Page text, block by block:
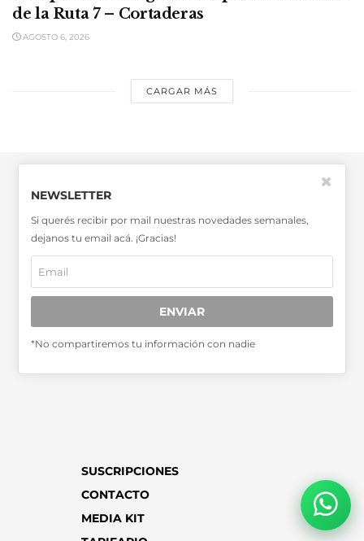
de la Ruta 7 – Cortaderas
AGOSTO 6, 2026
CARGAR MÁS
Miembro de la Asociación de
Entidades Periodísticas Argentinas
SUSCRIPCIONES
CONTACTO
MEDIA KIT
NEWSLETTER
Si querés recibir por mail nuestras novedades semanales,
dejanos tu email acá. ¡Gracias!
ENVIAR
*No compartiremos tu información con nadie
✖